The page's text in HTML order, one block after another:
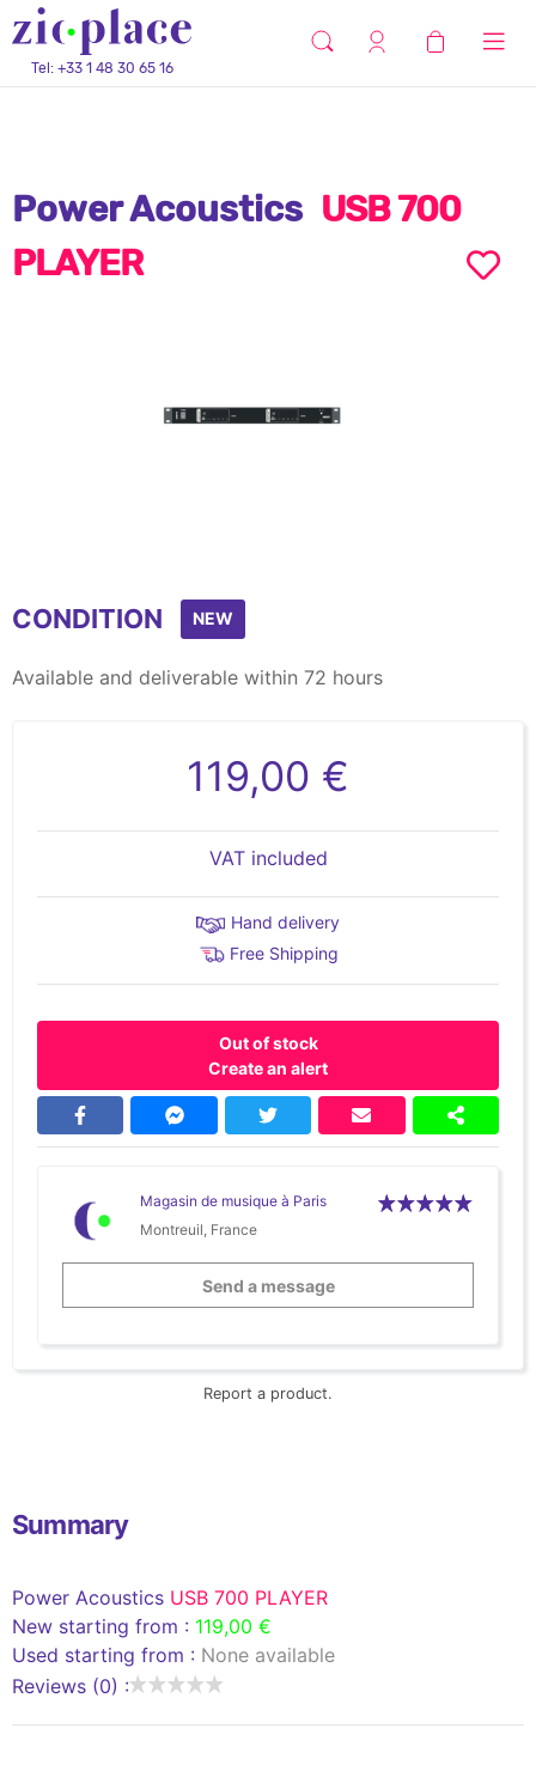
Tel: +33 1 48 30 65 16
Power Acoustics USB 700
PLAYER
CONDITION NEW
Available and deliverable within 72 hours
119,00 €
VAT included
Hand delivery
Free Shipping
Out of stock
Create an alert
Magasin de musique à Paris
Montreuil, France
Send a message
Report a product.
Summary
Power Acoustics USB 700 PLAYER
New starting from : 119,00 €
Used starting from : None available
Reviews (0) :